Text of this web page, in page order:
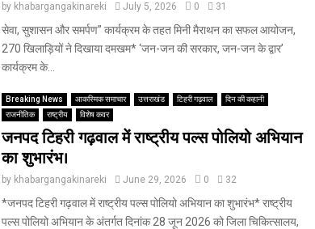
by khabargangakinareki July 5, 2026 0 31
सेवा, सुशासन और समर्पण” कार्यक्रम के तहत मिनी मैराथन का सफल आयोजन,
270 खिलाड़ियों ने दिखाया दमखम* ‘जन-जन की सरकार, जन-जन के द्वार’
कार्यक्रम के...
Breaking News आकस्मिक समाचार उत्तराखंड टिहरी गढ़वाल
दिन की कहानी
राजनीतिक
राष्ट्रीय विशेष कवर
जनपद टिहरी गढ़वाल में राष्ट्रीय पल्स पोलियो अभियान
का शुभारंभ।
by khabargangakinareki June 29, 2026 0 32
*जनपद टिहरी गढ़वाल में राष्ट्रीय पल्स पोलियो अभियान का शुभारंभ* राष्ट्रीय
पल्स पोलियो अभियान के अंतर्गत दिनांक 28 जून 2026 को जिला चिकित्सालय,